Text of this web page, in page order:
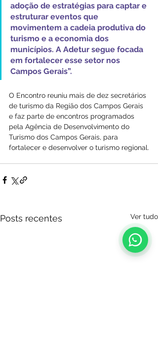
adoção de estratégias para captar e
estruturar eventos que
movimentem a cadeia produtiva do
turismo e a economia dos
municípios. A Adetur segue focada
em fortalecer esse setor nos
Campos Gerais”.
O Encontro reuniu mais de dez secretários
de turismo da Região dos Campos Gerais
e faz parte de encontros programados
pela Agência de Desenvolvimento do
Turismo dos Campos Gerais, para
fortalecer e desenvolver o turismo regional.
Posts recentes Ver tudo